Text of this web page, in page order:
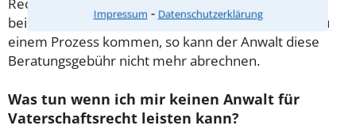
Impressum ⁃ Datenschutzerklärung
beispielsweise aufgrund des Beratungsgesprächs zu
einem Prozess kommen, so kann der Anwalt diese
Beratungsgebühr nicht mehr abrechnen.
Was tun wenn ich mir keinen Anwalt für
Vaterschaftsrecht leisten kann?